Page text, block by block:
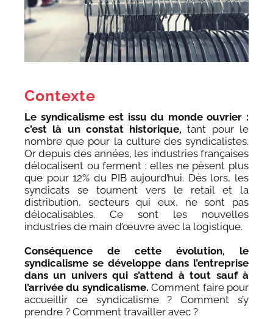
Contexte
Le syndicalisme est issu du monde ouvrier :
c’est là un constat historique, tant pour le
nombre que pour la culture des syndicalistes.
Or depuis des années, les industries françaises
délocalisent ou ferment : elles ne pèsent plus
que pour 12% du PIB aujourd’hui. Dès lors, les
syndicats se tournent vers le retail et la
distribution, secteurs qui eux, ne sont pas
délocalisables. Ce sont les nouvelles
industries de main d’œuvre avec la logistique.
Conséquence de cette évolution, le
syndicalisme se développe dans l’entreprise
dans un univers qui s’attend à tout sauf à
l’arrivée du syndicalisme. Comment faire pour
accueillir ce syndicalisme ? Comment s’y
prendre ? Comment travailler avec ?